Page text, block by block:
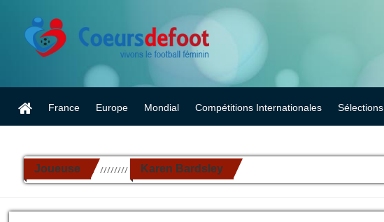
France Europe Mondial Compétitions Internationales Sélections
Joueuse ////////// Karen Bardsley